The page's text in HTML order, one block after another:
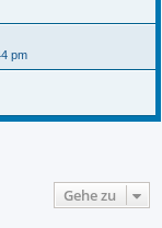
pm
Gehe zu